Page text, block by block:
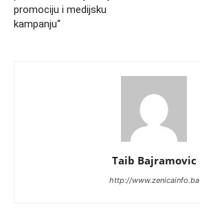
promociju i medijsku
kampanju“
Taib Bajramovic
http://www.zenicainfo.ba